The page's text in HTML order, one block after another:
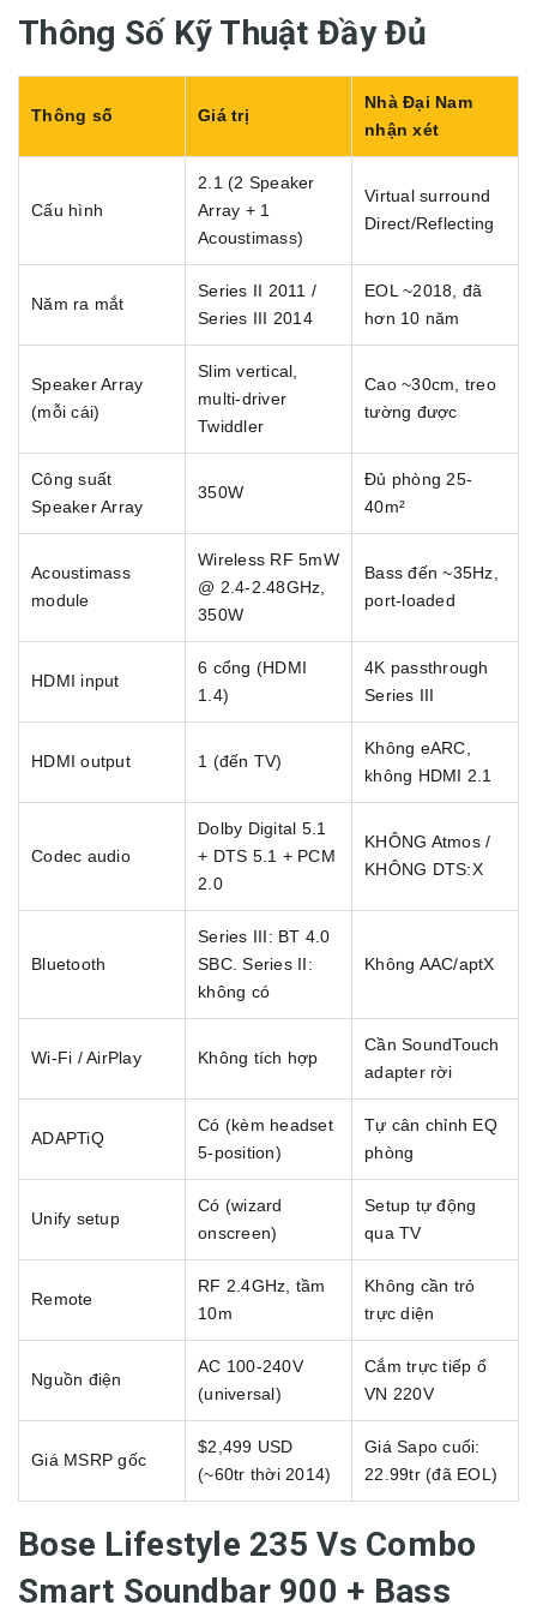
Thông Số Kỹ Thuật Đầy Đủ
Thông số Giá trị
Nhà Đại Nam
nhận xét
Cấu hình
2.1 (2 Speaker
Array + 1
Acoustimass)
Virtual surround
Direct/Reflecting
Năm ra mắt
Series II 2011 /
Series III 2014
EOL ~2018, đã
hơn 10 năm
Speaker Array
(mỗi cái)
Slim vertical,
multi-driver
Twiddler
Cao ~30cm, treo
tường được
Công suất
Speaker Array
350W
Đủ phòng 25-
40m²
Acoustimass
module
Wireless RF 5mW
@ 2.4-2.48GHz,
350W
Bass đến ~35Hz,
port-loaded
HDMI input
6 cổng (HDMI
1.4)
4K passthrough
Series III
HDMI output 1 (đến TV)
Không eARC,
không HDMI 2.1
Codec audio
Dolby Digital 5.1
+ DTS 5.1 + PCM
2.0
KHÔNG Atmos /
KHÔNG DTS:X
Bluetooth
Series III: BT 4.0
SBC. Series II:
không có
Không AAC/aptX
Wi-Fi / AirPlay Không tích hợp
Cần SoundTouch
adapter rời
ADAPTiQ
Có (kèm headset
5-position)
Tự cân chỉnh EQ
phòng
Unify setup
Có (wizard
onscreen)
Setup tự động
qua TV
Remote
RF 2.4GHz, tầm
10m
Không cần trỏ
trực diện
Nguồn điện
AC 100-240V
(universal)
Cắm trực tiếp ổ
VN 220V
Giá MSRP gốc
$2,499 USD
(~60tr thời 2014)
Giá Sapo cuối:
22.99tr (đã EOL)
Bose Lifestyle 235 Vs Combo
Smart Soundbar 900 + Bass